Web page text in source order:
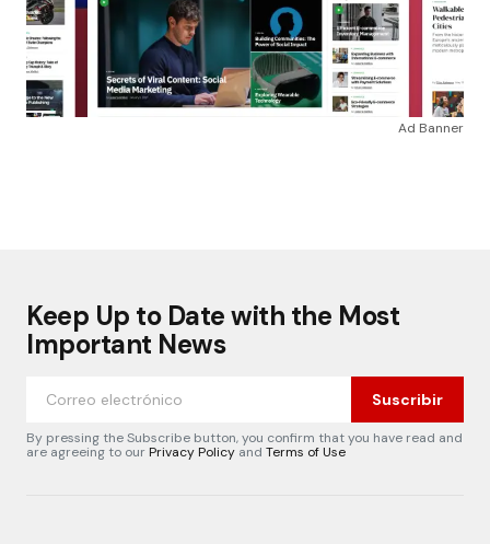
Ad Banner
Keep Up to Date with the Most
Important News
Suscribir
By pressing the Subscribe button, you confirm that you have read and
are agreeing to ourPrivacy Policy and Terms of Use